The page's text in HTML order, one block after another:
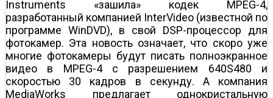
Instruments «зашила» кодек MPEG-4,
разработанный компанией InterVideo (известной по
программе WinDVD), в свой DSP-процессор для
фотокамер. Эта новость означает, что скоро уже
многие фотокамеры будут писать полноэкранное
видео в MPEG-4 с разрешением 640Ѕ480 и
скоростью 30 кадров в секунду. А компания
MediaWorks предлагает однокристальную